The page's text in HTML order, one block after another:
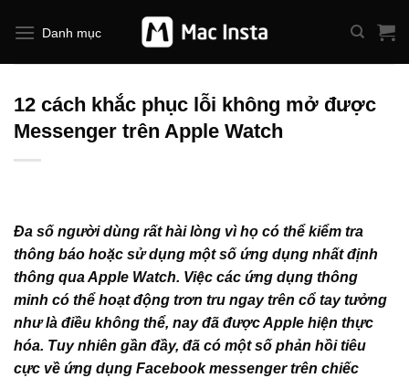
qua
Danh mục
12 cách khắc phục lỗi không mở được
Messenger trên Apple Watch
Đa số người dùng rất hài lòng vì họ có thể kiểm tra
thông báo hoặc sử dụng một số ứng dụng nhất định
thông qua Apple Watch. Việc các ứng dụng thông
minh có thể hoạt động trơn tru ngay trên cổ tay tưởng
như là điều không thể, nay đã được Apple hiện thực
hóa. Tuy nhiên gần đầy, đã có một số phản hồi tiêu
cực về ứng dụng Facebook messenger trên chiếc